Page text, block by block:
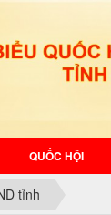
QUỐC HỘI
tỉnh